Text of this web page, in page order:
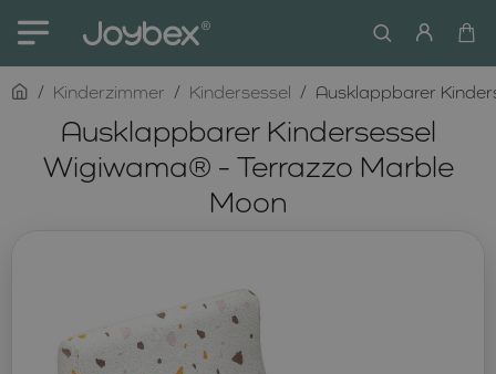
Ausklappbarer Kindersessel
Wigiwama® - Terrazzo Marble
Moon
homeKinderzimmer Kindersessel Ausklappbarer